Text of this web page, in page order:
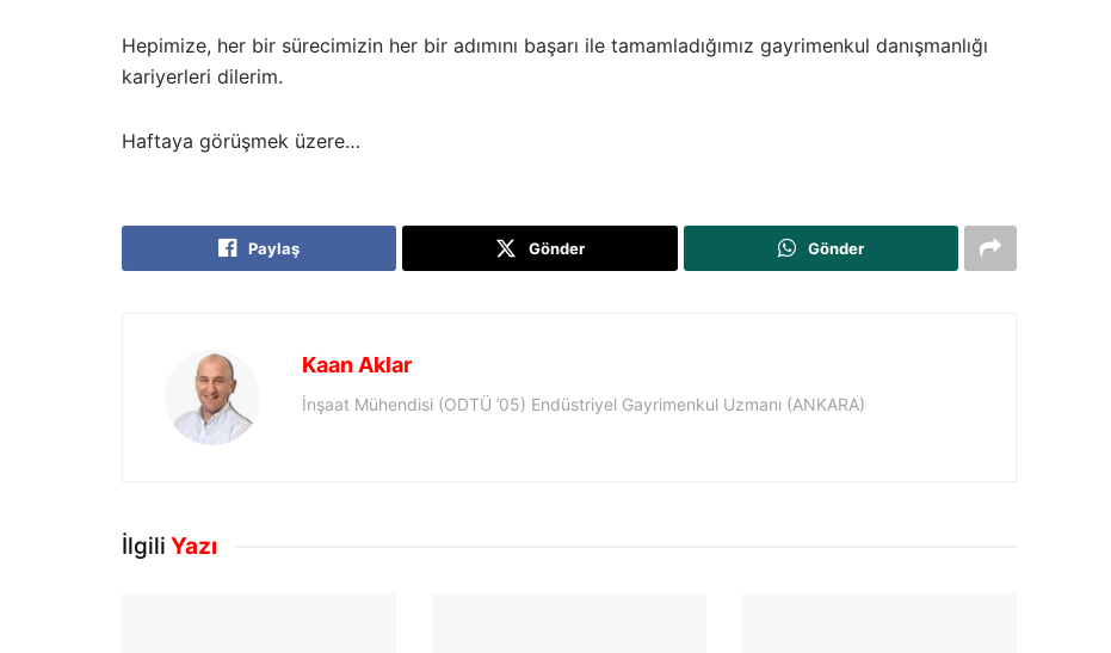
Hepimize, her bir sürecimizin her bir adımını başarı ile tamamladığımız gayrimenkul danışmanlığı
kariyerleri dilerim.
Haftaya görüşmek üzere…
Paylaş Gönder Gönder
Kaan Aklar
İnşaat Mühendisi (ODTÜ ’05) Endüstriyel Gayrimenkul Uzmanı (ANKARA)
İlgili Yazı